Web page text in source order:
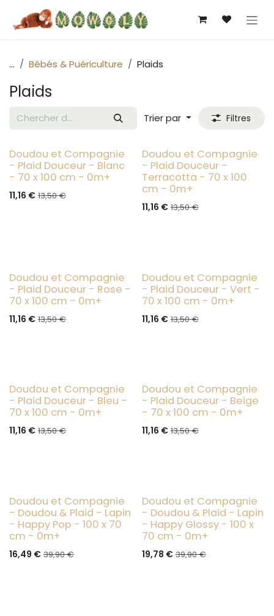
Se rendre au contenu
... Bébés & Puériculture Plaids
Plaids
Trier par Filtres
New Collection
Doudou et Compagnie
- Plaid Douceur - Blanc
- 70 x 100 cm - 0m+
11,16 € 13,50€
New Collection
Doudou et Compagnie
- Plaid Douceur -
Terracotta - 70 x 100
cm - 0m+
11,16 € 13,50€
New Collection
Doudou et Compagnie
- Plaid Douceur - Rose -
70 x 100 cm - 0m+
11,16 € 13,50€
New Collection
Doudou et Compagnie
- Plaid Douceur - Vert -
70 x 100 cm - 0m+
11,16 € 13,50€
New Collection
Doudou et Compagnie
- Plaid Douceur - Bleu -
70 x 100 cm - 0m+
11,16 € 13,50€
New Collection
Doudou et Compagnie
- Plaid Douceur - Beige
- 70 x 100 cm - 0m+
11,16 € 13,50€
- 50%
Doudou et Compagnie
- Doudou & Plaid - Lapin
- Happy Pop - 100 x 70
cm - 0m+
16,49 € 39,90€
- 40%
Doudou et Compagnie
- Doudou & Plaid - Lapin
- Happy Glossy - 100 x
70 cm - 0m+
19,78 € 39,90€